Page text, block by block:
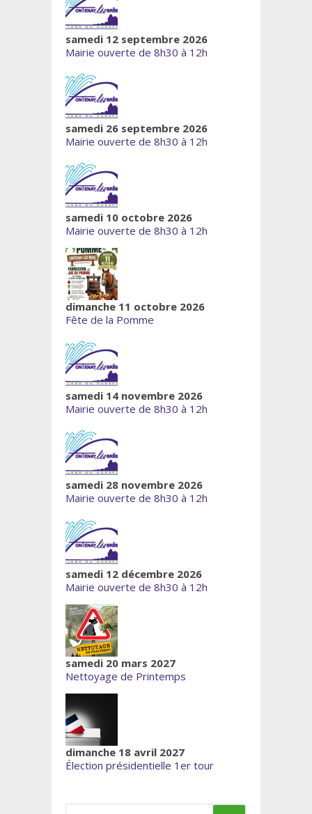
samedi 12 septembre 2026
Mairie ouverte de 8h30 à 12h
samedi 26 septembre 2026
Mairie ouverte de 8h30 à 12h
samedi 10 octobre 2026
Mairie ouverte de 8h30 à 12h
dimanche 11 octobre 2026
Fête de la Pomme
samedi 14 novembre 2026
Mairie ouverte de 8h30 à 12h
samedi 28 novembre 2026
Mairie ouverte de 8h30 à 12h
samedi 12 décembre 2026
Mairie ouverte de 8h30 à 12h
samedi 20 mars 2027
Nettoyage de Printemps
dimanche 18 avril 2027
Élection présidentielle 1er tour